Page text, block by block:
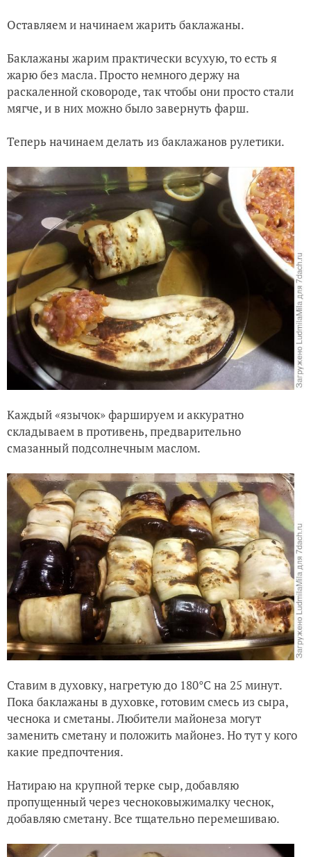
Оставляем и начинаем жарить баклажаны.
Баклажаны жарим практически всухую, то есть я
жарю без масла. Просто немного держу на
раскаленной сковороде, так чтобы они просто стали
мягче, и в них можно было завернуть фарш.
Теперь начинаем делать из баклажанов рулетики.
Каждый «язычок» фаршируем и аккуратно
складываем в противень, предварительно
смазанный подсолнечным маслом.
Ставим в духовку, нагретую до 180°C на 25 минут.
Пока баклажаны в духовке, готовим смесь из сыра,
чеснока и сметаны. Любители майонеза могут
заменить сметану и положить майонез. Но тут у кого
какие предпочтения.
Натираю на крупной терке сыр, добавляю
пропущенный через чесноковыжималку чеснок,
добавляю сметану. Все тщательно перемешиваю.